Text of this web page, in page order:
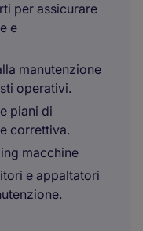
per assicurare
e
manutenzione
operativi.
piani di
correttiva.
macchine
e appaltatori